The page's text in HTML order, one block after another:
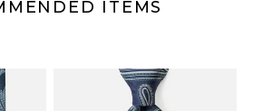
ITEMS